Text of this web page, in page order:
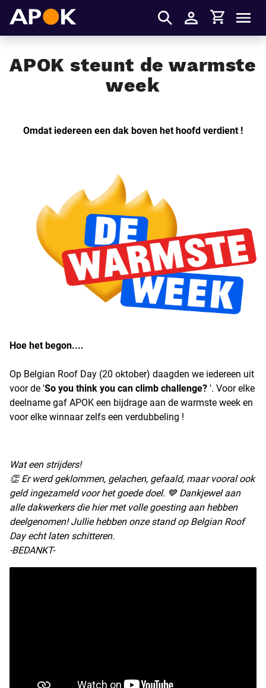
Inloggen
Winkelmandje
APOK steunt de warmste
week
Omdat iedereen een dak boven het hoofd verdient !
Hoe het begon....
Op Belgian Roof Day (20 oktober) daagden we iedereen uit
voor de 'So you think you can climb challenge? '. Voor elke
deelname gaf APOK een bijdrage aan de warmste week en
voor elke winnaar zelfs een verdubbeling !
Wat een strijders!
👏 Er werd geklommen, gelachen, gefaald, maar vooral ook
geld ingezameld voor het goede doel. 💙 Dankjewel aan
alle dakwerkers die hier met volle goesting aan hebben
deelgenomen! Jullie hebben onze stand op Belgian Roof
Day echt laten schitteren.
-BEDANKT-